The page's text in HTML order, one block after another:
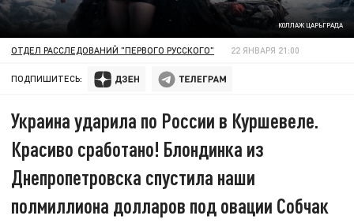
КОЛЛАЖ ЦАРЬГРАДА
ОТДЕЛ РАССЛЕДОВАНИЙ "ПЕРВОГО РУССКОГО" 22 ЯНВАРЯ 21:00
ПОДПИШИТЕСЬ:
Украина ударила по России в Куршевеле.
Красиво сработано! Блондинка из
Днепропетровска спустила наши
полмиллиона долларов под овации Собчак